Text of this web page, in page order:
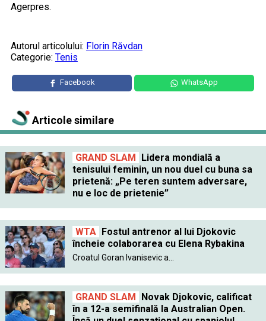
Agerpres.
Autorul articolului: Florin Răvdan
Categorie: Tenis
Facebook WhatsApp
Articole similare
GRAND SLAM
Lidera mondială a
tenisului feminin, un nou duel cu buna sa
prietenă: „Pe teren suntem adversare,
nu e loc de prietenie”
WTA
Fostul antrenor al lui Djokovic
încheie colaborarea cu Elena Rybakina
Croatul Goran Ivanisevic a...
GRAND SLAM
Novak Djokovic, calificat
în a 12-a semifinală la Australian Open.